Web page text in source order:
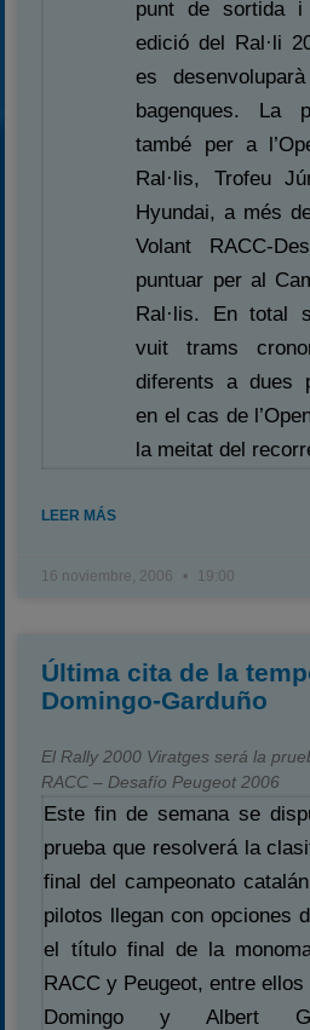
punt de sortida
edició del Ral·li
es
bagenques. La
també per a
Ral·lis, Trofeu
Hyundai, a més
Volant RACC-
puntuar per al
Ral·lis. En total
vuit trams
diferents a dues
en el cas de
la meitat del
LEER MÁS
16 noviembre, 2006 19:00
Última cita de la
Domingo-Garduño
El Rally 2000 Viratges será la
RACC – Desafío Peugeot 2006
Este fin de semana se
prueba que resolverá la
final del campeonato
pilotos llegan con opciones
el título final de la
RACC y Peugeot, entre ellos
Domingo y Albert